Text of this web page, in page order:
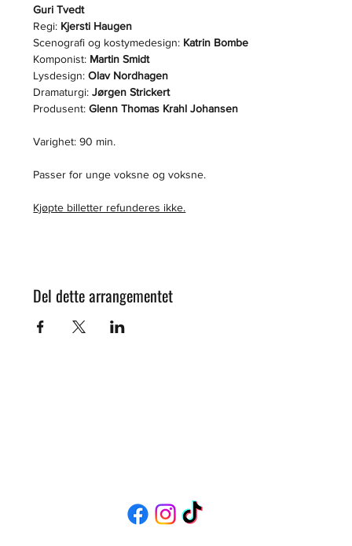
Guri Tvedt
Regi: Kjersti Haugen
Scenografi og kostymedesign: Katrin Bombe
Komponist: Martin Smidt
Lysdesign: Olav Nordhagen
Dramaturgi: Jørgen Strickert
Produsent: Glenn Thomas Krahl Johansen
Varighet: 90 min.
Passer for unge voksne og voksne.
Kjøpte billetter refunderes ikke.
Del dette arrangementet